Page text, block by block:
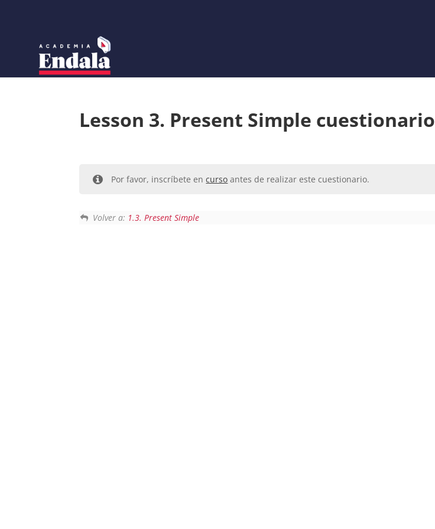
Lesson 3. Present Simple cuestionario
Por favor, inscríbete encurso antes de realizar este cuestionario.
Volver a: 1.3. Present Simple